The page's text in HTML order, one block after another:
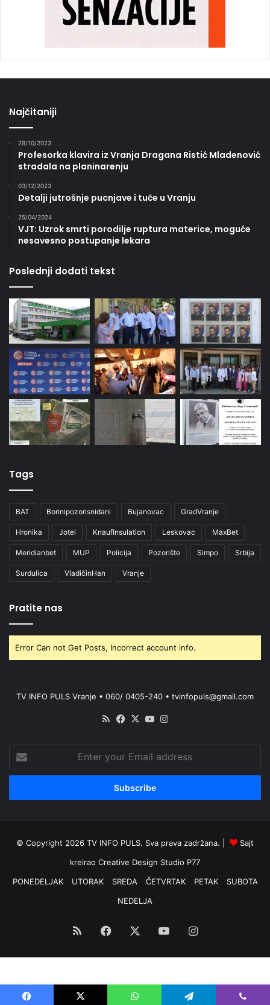
Najčitaniji
29/10/2023
Profesorka klavira iz Vranja Dragana Ristić Mladenović
stradala na planinarenju
03/12/2023
Detalji jutrošnje pucnjave i tuče u Vranju
25/04/2024
VJT: Uzrok smrti porodilje ruptura materice, moguće
nesavesno postupanje lekara
Poslednji dodati tekst
Tags
BAT Borinipozorisnidani Bujanovac GradVranje
Hronika Jotel KnaufInsulation Leskovac MaxBet
Meridianbet MUP Policija Pozorište Simpo Srbija
Surdulica VladičinHan Vranje
Pratite nas
Error Can not Get Posts, Incorrect account info.
TV INFO PULS Vranje • 060/ 0405-240 • tvinfopuls@gmail.com
RSS Facebook
X YouTube
your
Email
© Copyright 2026 TV INFO PULS. Sva prava zadržana. |
Sajt
kreirao Creative Design Studio P77
PONEDELJAK
UTORAK SREDA ČETVRTAK PETAK
SUBOTA
NEDELJA
RSS Facebook YouTubeInstagram
Optimized by Seraphinite Accelerator
Turns on site high speed to be attractive for people and search engines.